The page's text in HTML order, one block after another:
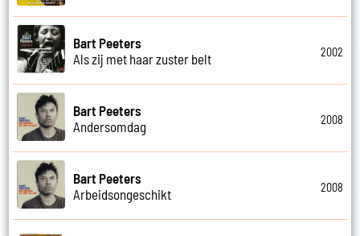
Bart Peeters
Als zij met haar zuster belt
2002
Bart Peeters
Andersomdag
2008
Bart Peeters
Arbeidsongeschikt
2008